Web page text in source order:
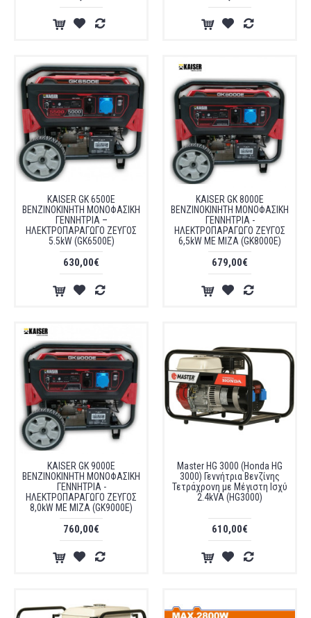
KAISER GK 6500E
ΒΕΝΖΙΝΟΚΙΝΗΤΗ ΜΟΝΟΦΑΣΙΚΗ
ΓΕΝΝΗΤΡΙΑ –
ΗΛΕΚΤΡΟΠΑΡΑΓΩΓΟ ΖΕΥΓΟΣ
5.5kW (GK6500E)
630,00€
KAISER GK 8000E
ΒΕΝΖΙΝΟΚΙΝΗΤΗ ΜΟΝΟΦΑΣΙΚΗ
ΓΕΝΝΗΤΡΙΑ -
ΗΛΕΚΤΡΟΠΑΡΑΓΩΓΟ ΖΕΥΓΟΣ
6,5kW ΜΕ ΜΙΖΑ (GK8000E)
679,00€
KAISER GK 9000E
ΒΕΝΖΙΝΟΚΙΝΗΤΗ ΜΟΝΟΦΑΣΙΚΗ
ΓΕΝΝΗΤΡΙΑ -
ΗΛΕΚΤΡΟΠΑΡΑΓΩΓΟ ΖΕΥΓΟΣ
8,0kW ΜΕ ΜΙΖΑ (GK9000E)
760,00€
Master HG 3000 (Honda HG
3000) Γεννήτρια Βενζίνης
Τετράχρονη με Μέγιστη Ισχύ
2.4kVA (HG3000)
610,00€